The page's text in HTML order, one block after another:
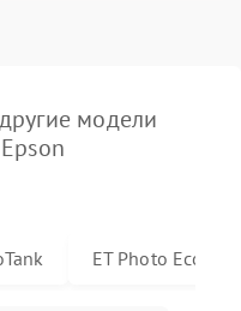
модели
ET Photo